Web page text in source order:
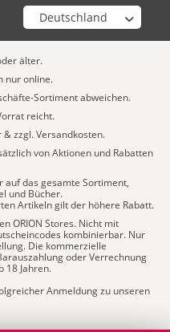
Wähle deinen Shop
älter.
nur online.
Sortiment abweichen.
reicht.
zzgl. Versandkosten.
von Aktionen und Rabatten
auf das gesamte Sortiment,
und Bücher.
Artikeln gilt der höhere Rabatt.
ORION Stores. Nicht mit
kombinierbar. Nur
Die kommerzielle
oder Verrechnung
18 Jahren.
Anmeldung zu unseren